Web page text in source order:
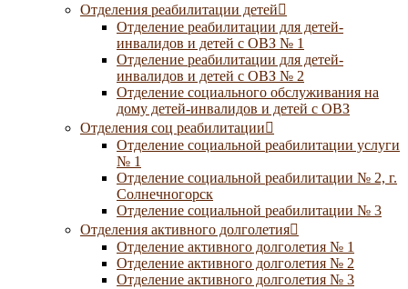
Отделения реабилитации детей
Отделение реабилитации для детей-
инвалидов и детей с ОВЗ № 1
Отделение реабилитации для детей-
инвалидов и детей с ОВЗ № 2
Отделение социального обслуживания на
дому детей-инвалидов и детей с ОВЗ
Отделения соц реабилитации
Отделение социальной реабилитации услуги
№ 1
Отделение социальной реабилитации № 2, г.
Солнечногорск
Отделение социальной реабилитации № 3
Отделения активного долголетия
Отделение активного долголетия № 1
Отделение активного долголетия № 2
Отделение активного долголетия № 3